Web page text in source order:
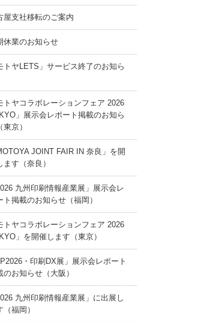
屋支社移転のご案内
休業のお知らせ
トヤLETS」サービス終了のお知ら
トヤコラボレーションフェア 2026
」展示会レポート掲載のお知ら
東京）
JOINT FAIR IN 奈良」を開
ます（奈良）
九州印刷情報産業展」展示会レ
ト掲載のお知らせ（福岡）
トヤコラボレーションフェア 2026
」を開催します（東京）
・印刷DX展」展示会レポート
のお知らせ（大阪）
九州印刷情報産業展」に出展し
（福岡）